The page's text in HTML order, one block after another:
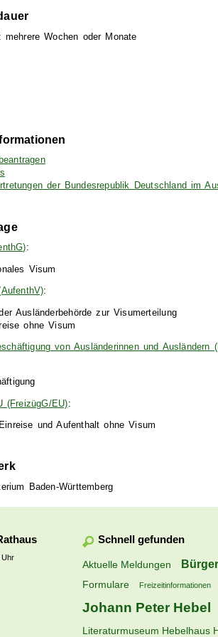
Wochen oder Monate
der Bundesrepublik Deutschland im
:
Visum
:
Ausländerbehörde zur Visumerteilung
ohne Visum
von Ausländerinnen und Ausländern
(FreizügG/EU):
und Aufenthalt ohne Visum
Baden-Württemberg
Uhr
Schnell gefunden
Aktuelle Meldungen
Formulare Freizeitinformationen
Johann Peter Hebel
Literaturmuseum Hebelhaus